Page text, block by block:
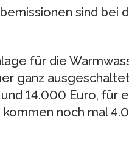
sind bei
für die
ganz
14.000 Euro, für
noch mal